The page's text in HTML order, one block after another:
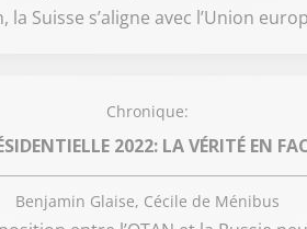
Suisse s’aligne avec l’Union
Chronique:
2022: LA VÉRITÉ EN
Benjamin Glaise, Cécile de Ménibus